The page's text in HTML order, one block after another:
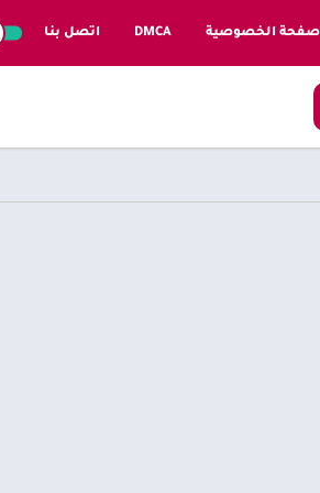
صفحة الخصوصية DMCA اتصل بنا